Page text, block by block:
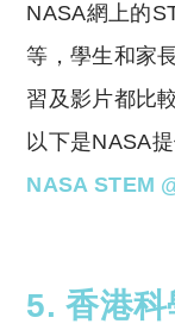
NASA網上的
等，學生和家
習及影片都比
以下是NASA
NASA STEM
5. 香港